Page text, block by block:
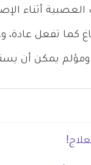
أثناء
كما تفعل
ومؤلم يمكن أن